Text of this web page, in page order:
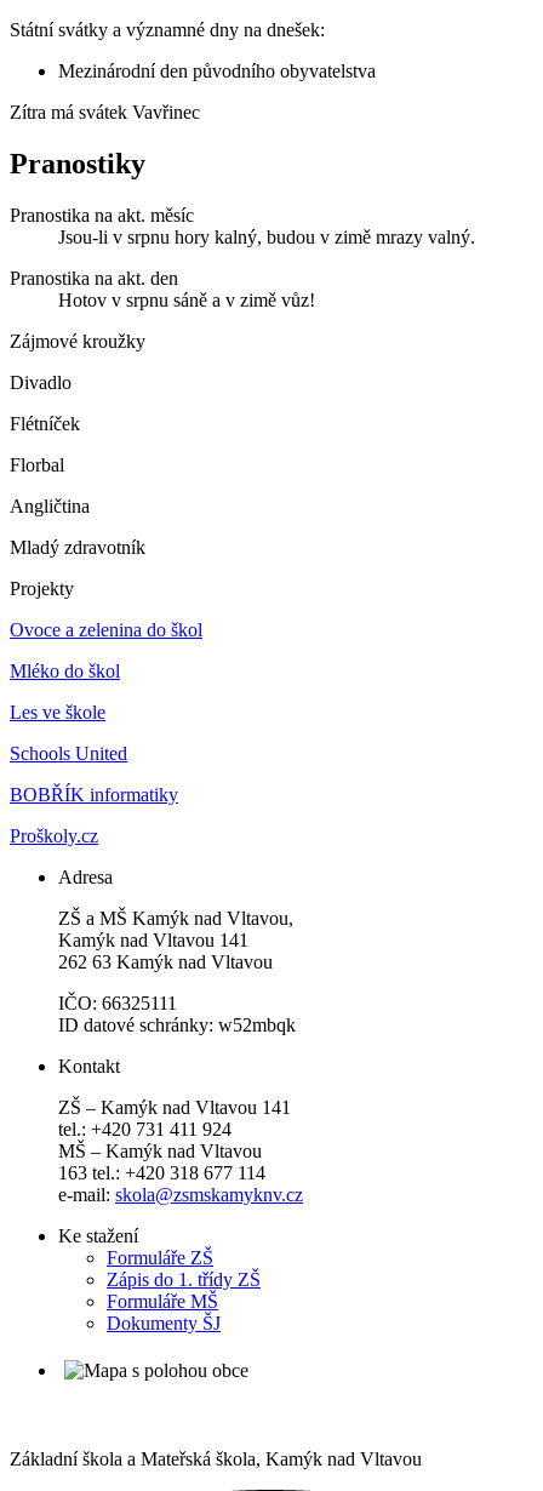
Státní svátky a významné dny na dnešek:
Mezinárodní den původního obyvatelstva
Zítra má svátek Vavřinec
Pranostiky
Pranostika na akt. měsíc
Jsou-li v srpnu hory kalný, budou v zimě mrazy valný.
Pranostika na akt. den
Hotov v srpnu sáně a v zimě vůz!
Zájmové kroužky
Divadlo
Flétníček
Florbal
Angličtina
Mladý zdravotník
Projekty
Ovoce a zelenina do škol
Mléko do škol
Les ve škole
Schools United
BOBŘÍK informatiky
Proškoly.cz
Adresa
ZŠ a MŠ Kamýk nad Vltavou,
Kamýk nad Vltavou 141
262 63 Kamýk nad Vltavou
IČO: 66325111
ID datové schránky: w52mbqk
Kontakt
ZŠ – Kamýk nad Vltavou 141
tel.: +420 731 411 924
MŠ – Kamýk nad Vltavou
163 tel.: +420 318 677 114
e-mail: skola@zsmskamyknv.cz
Ke stažení
Formuláře ZŠ
Zápis do 1. třídy ZŠ
Formuláře MŠ
Dokumenty ŠJ
Základní škola a Mateřská škola, Kamýk nad Vltavou